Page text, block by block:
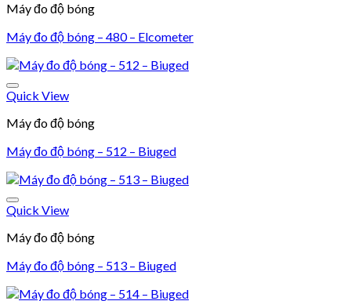
Máy đo độ bóng
Máy đo độ bóng – 480 – Elcometer
Quick View
Máy đo độ bóng
Máy đo độ bóng – 512 – Biuged
Quick View
Máy đo độ bóng
Máy đo độ bóng – 513 – Biuged